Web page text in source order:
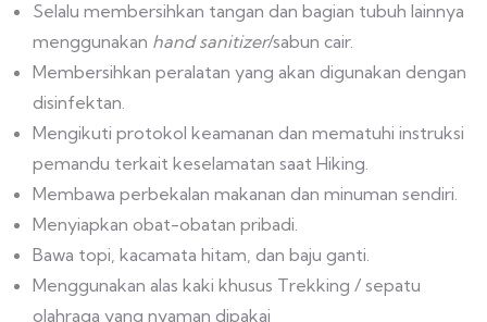
Selalu membersihkan tangan dan bagian tubuh lainnya
menggunakan hand sanitizer/sabun cair.
Membersihkan peralatan yang akan digunakan dengan
disinfektan.
Mengikuti protokol keamanan dan mematuhi instruksi
pemandu terkait keselamatan saat Hiking.
Membawa perbekalan makanan dan minuman sendiri.
Menyiapkan obat-obatan pribadi.
Bawa topi, kacamata hitam, dan baju ganti.
Menggunakan alas kaki khusus Trekking / sepatu
olahraga yang nyaman dipakai